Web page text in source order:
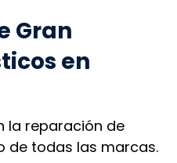
Gran
en
la reparación de
de todas las marcas.